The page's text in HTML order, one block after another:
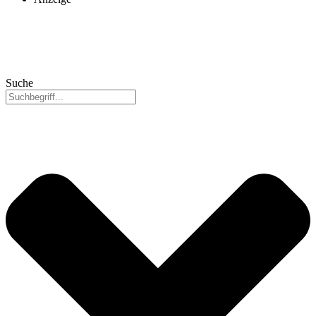
Suche